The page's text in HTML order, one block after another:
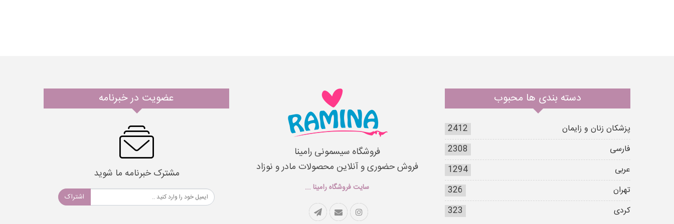
دسته بندی ها محبوب
پزشکان زنان و زایمان
2412
فارسی
2308
عربی
1294
تهران
326
کردی
323
فروشگاه سیسمونی رامینا
فروش حضوری و آنلاین محصولات مادر و نوزاد
سایت فروشگاه رامینا ...
عضویت در خبرنامه
مشترک خبرنامه ما شوید
اشتراک